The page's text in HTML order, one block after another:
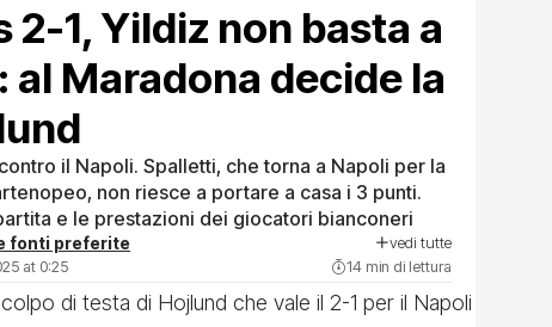
1, Yildiz non basta a
Maradona decide la
il Napoli. Spalletti, che torna a Napoli per la
non riesce a portare a casa i 3 punti.
e le prestazioni dei giocatori bianconeri
fonti preferite vedi tutte
at 0:25 14 min di lettura